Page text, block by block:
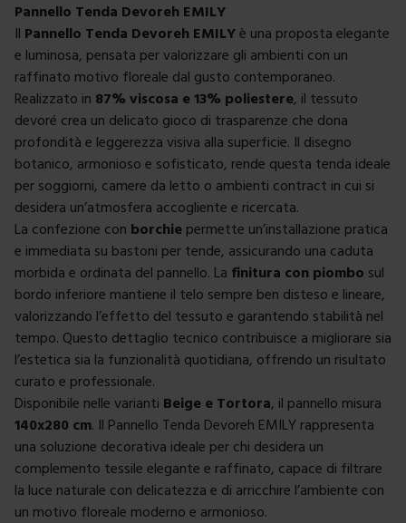
Pannello Tenda Devoreh EMILY
Il Pannello Tenda Devoreh EMILYè una proposta elegante
e luminosa, pensata per valorizzare gli ambienti con un
raffinato motivo floreale dal gusto contemporaneo.
Realizzato in 87% viscosa e 13% poliestere, il tessuto
devoré crea un delicato gioco di trasparenze che dona
profondità e leggerezza visiva alla superficie. Il disegno
botanico, armonioso e sofisticato, rende questa tenda ideale
per soggiorni, camere da letto o ambienti contract in cui si
desidera un’atmosfera accogliente e ricercata.
La confezione con borchie permette un’installazione pratica
e immediata su bastoni per tende, assicurando una caduta
morbida e ordinata del pannello. La finitura con piombo sul
bordo inferiore mantiene il telo sempre ben disteso e lineare,
valorizzando l’effetto del tessuto e garantendo stabilità nel
tempo. Questo dettaglio tecnico contribuisce a migliorare sia
l’estetica sia la funzionalità quotidiana, offrendo un risultato
curato e professionale.
Disponibile nelle varianti Beige e Tortora, il pannello misura
140x280 cm. Il Pannello Tenda Devoreh EMILY rappresenta
una soluzione decorativa ideale per chi desidera un
complemento tessile elegante e raffinato, capace di filtrare
la luce naturale con delicatezza e di arricchire l’ambiente con
un motivo floreale moderno e armonioso.